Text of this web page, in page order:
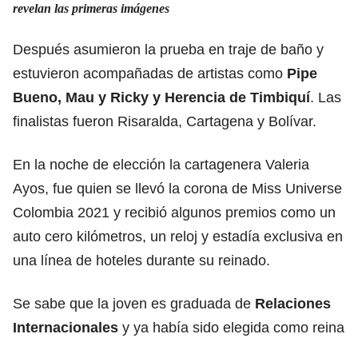
revelan las primeras imágenes
Después asumieron la prueba en traje de baño y
estuvieron acompañadas de artistas como Pipe
Bueno, Mau y Ricky y Herencia de Timbiquí. Las
finalistas fueron Risaralda, Cartagena y Bolívar.
En la noche de elección la cartagenera Valeria
Ayos, fue quien se llevó la corona de Miss Universe
Colombia 2021 y recibió algunos premios como un
auto cero kilómetros, un reloj y estadía exclusiva en
una línea de hoteles durante su reinado.
Se sabe que la joven es graduada de Relaciones
Internacionales y ya había sido elegida como reina